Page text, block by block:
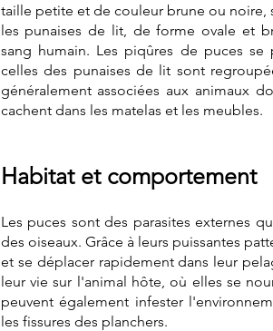
taille petite et de couleur brune ou noire,
les punaises de lit, de forme ovale et
sang humain. Les piqûres de puces
celles des punaises de lit sont
généralement associées aux animaux
cachent dans les matelas et les meubles.
Habitat et comportement
Les puces sont des parasites externes
des oiseaux. Grâce à leurs puissantes
et se déplacer rapidement dans leur
leur vie sur l'animal hôte, où elles se
peuvent également infester
les fissures des planchers.